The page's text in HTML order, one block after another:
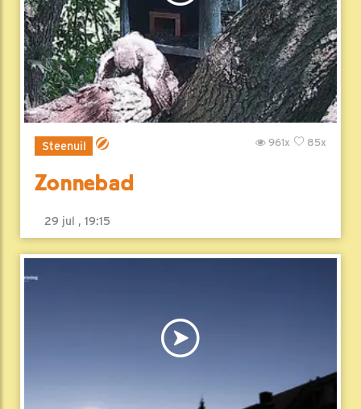
Steenuil 85x
961x
Zonnebad
29 jul , 19:15